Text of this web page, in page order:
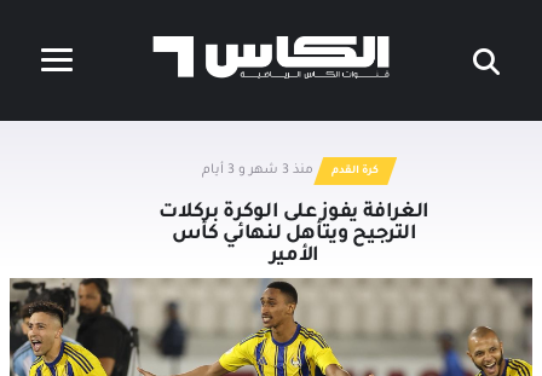
كرة القدم منذ 3 شهر و 3 أيام
الغرافة يفوز على الوكرة بركلات
الترجيح ويتأهل لنهائي كأس
الأمير